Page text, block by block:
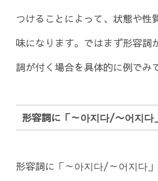
つけることによって、状態や性
味になります。ではまず形容詞
詞が付く場合を具体的に例でみ
形容詞に「～아지다/〜어지다
形容詞に「～아지다/～어지다